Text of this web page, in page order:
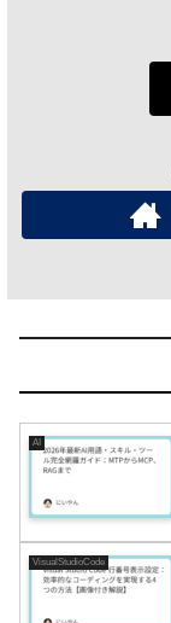
AI
VisualStudioCode